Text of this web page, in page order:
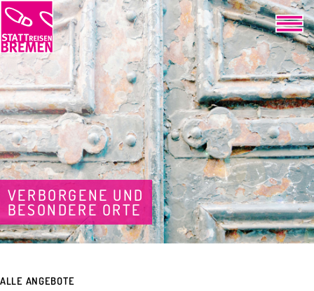
VERBORGENE UND
BESONDERE ORTE
ALLE ANGEBOTE